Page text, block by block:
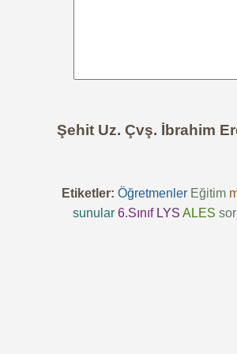
Şehit Uz. Çvş. İbrahim
Etiketler: Öğretmenler Eğitim
sunular 6.Sınıf LYS ALES